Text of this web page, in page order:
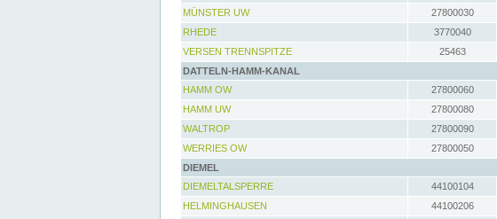
MÜNSTER UW
27800030
RHEDE
3770040
VERSEN TRENNSPITZE
25463
DATTELN-HAMM-KANAL
HAMM OW
27800060
HAMM UW
27800080
WALTROP
27800090
WERRIES OW
27800050
DIEMEL
DIEMELTALSPERRE
44100104
HELMINGHAUSEN
44100206